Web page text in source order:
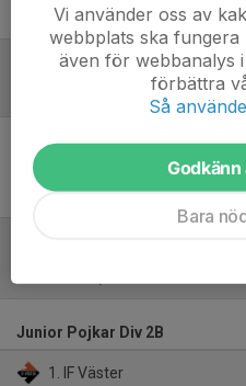
Samuel Salh
Inget
Junior Pojkar Div 2B
1. IF Väster
Vi använder oss av
webbplats ska
även för webbanalys
förbättra
Så
Godkänn
Bara